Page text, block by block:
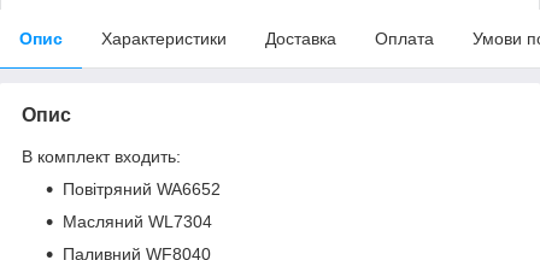
Опис Характеристики Доставка Оплата Умови
Опис
В комплект входить:
Повітряний WA6652
Масляний WL7304
Паливний WF8040